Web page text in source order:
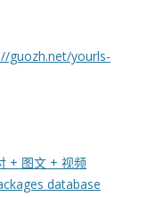
guozh.net/yourls-
+ 图文 + 视频
database